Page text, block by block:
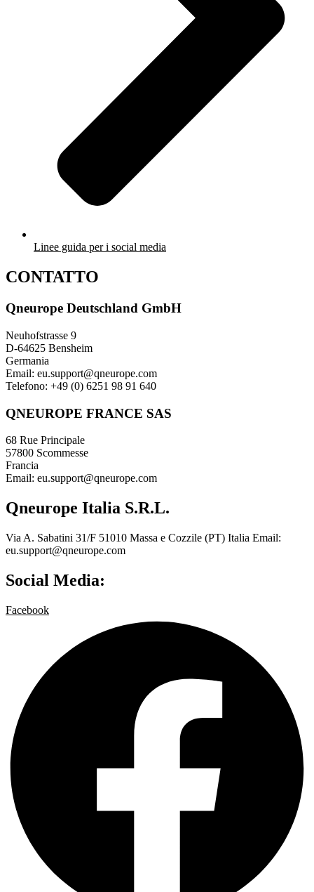
Linee guida per i social media
CONTATTO
Qneurope Deutschland GmbH
Neuhofstrasse 9
D-64625 Bensheim
Germania
Email: eu.support@qneurope.com
Telefono: +49 (0) 6251 98 91 640
QNEUROPE FRANCE SAS
68 Rue Principale
57800 Scommesse
Francia
Email: eu.support@qneurope.com
Qneurope Italia S.R.L.
Via A. Sabatini 31/F 51010 Massa e Cozzile (PT) Italia Email:
eu.support@qneurope.com
Social Media:
Facebook